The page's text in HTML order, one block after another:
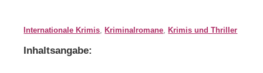
Internationale Krimis, Kriminalromane, Krimis und Thriller
Inhaltsangabe: